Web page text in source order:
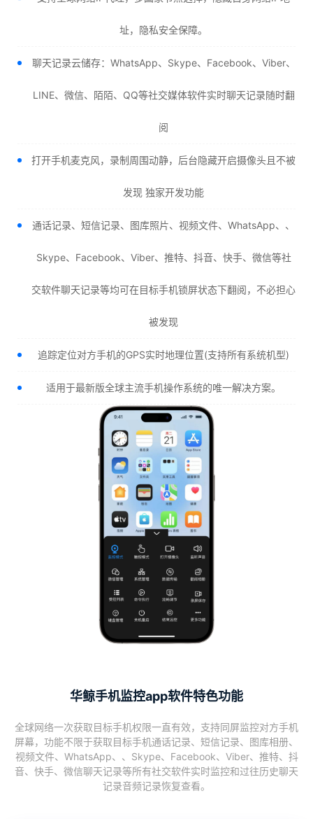
址，隐私安全保障。
聊天记录云储存：WhatsApp、Skype、Facebook、Viber、
LINE、微信、陌陌、QQ等社交媒体软件实时聊天记录随时翻
阅
打开手机麦克风，录制周围动静，后台隐藏开启摄像头且不被
发现 独家开发功能
通话记录、短信记录、图库照片、视频文件、WhatsApp、、
Skype、Facebook、Viber、推特、抖音、快手、微信等社
交软件聊天记录等均可在目标手机锁屏状态下翻阅，不必担心
被发现
追踪定位对方手机的GPS实时地理位置(支持所有系统机型)
适用于最新版全球主流手机操作系统的唯一解决方案。
华鲸手机监控app软件特色功能
全球网络一次获取目标手机权限一直有效，支持同屏监控对方手机
屏幕，功能不限于获取目标手机通话记录、短信记录、图库相册、
视频文件、WhatsApp、、Skype、Facebook、Viber、推特、抖
音、快手、微信聊天记录等所有社交软件实时监控和过往历史聊天
记录音频记录恢复查看。